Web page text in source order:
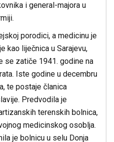
i general-majora u
porodici, a medicinu je
kao liječnica u Sarajevu,
se zatiče 1941. godine na
Iste godine u decembru
te postaje članica
Predvodila je
terenskih bolnica,
medicinskog osoblja.
je bolnicu u selu Donja